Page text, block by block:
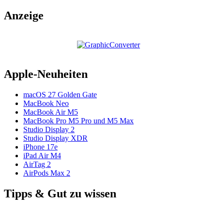
Anzeige
Apple-Neuheiten
macOS 27 Golden Gate
MacBook Neo
MacBook Air M5
MacBook Pro M5 Pro und M5 Max
Studio Display 2
Studio Display XDR
iPhone 17e
iPad Air M4
AirTag 2
AirPods Max 2
Tipps & Gut zu wissen